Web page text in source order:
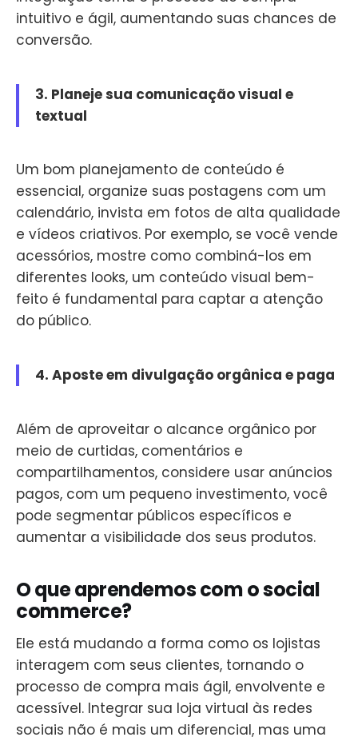
intuitivo e ágil, aumentando suas chances de
conversão.
3. Planeje sua comunicação visual e
textual
Um bom planejamento de conteúdo é
essencial, organize suas postagens com um
calendário, invista em fotos de alta qualidade
e vídeos criativos. Por exemplo, se você vende
acessórios, mostre como combiná-los em
diferentes looks, um conteúdo visual bem-
feito é fundamental para captar a atenção
do público.
4. Aposte em divulgação orgânica e paga
Além de aproveitar o alcance orgânico por
meio de curtidas, comentários e
compartilhamentos, considere usar anúncios
pagos, com um pequeno investimento, você
pode segmentar públicos específicos e
aumentar a visibilidade dos seus produtos.
O que aprendemos com o social
commerce?
Ele está mudando a forma como os lojistas
interagem com seus clientes, tornando o
processo de compra mais ágil, envolvente e
acessível. Integrar sua loja virtual às redes
sociais não é mais um diferencial, mas uma